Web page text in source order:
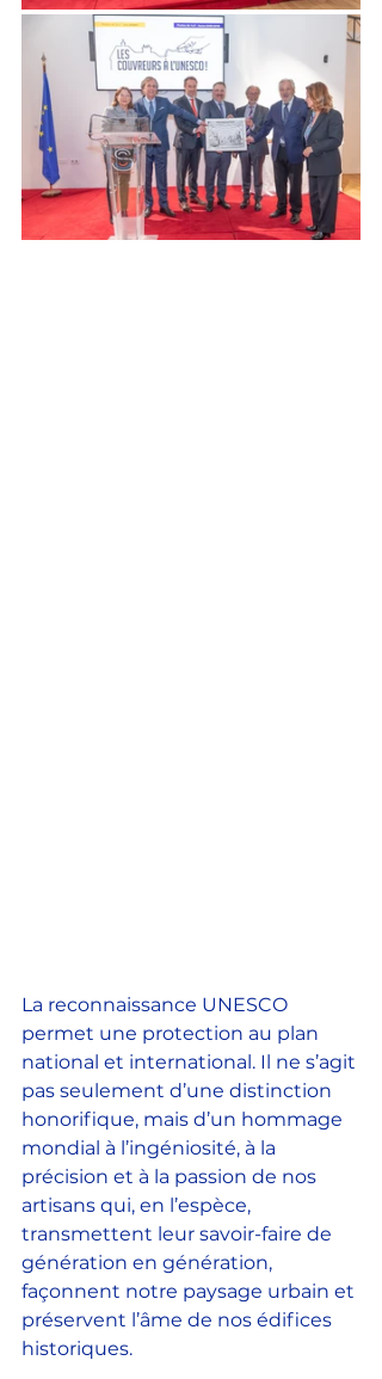
La reconnaissance UNESCO
permet une protection au plan
national et international. Il ne s’agit
pas seulement d’une distinction
honorifique, mais d’un hommage
mondial à l’ingéniosité, à la
précision et à la passion de nos
artisans qui, en l’espèce,
transmettent leur savoir-faire de
génération en génération,
façonnent notre paysage urbain et
préservent l’âme de nos édifices
historiques.